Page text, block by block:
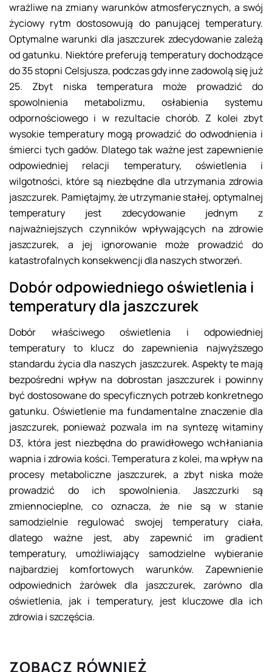
wrażliwe na zmiany warunków atmosferycznych, a swój
życiowy rytm dostosowują do panującej temperatury.
Optymalne warunki dla jaszczurek zdecydowanie zależą
od gatunku. Niektóre preferują temperatury dochodzące
do 35 stopni Celsjusza, podczas gdy inne zadowolą się już
25. Zbyt niska temperatura może prowadzić do
spowolnienia metabolizmu, osłabienia systemu
odpornościowego i w rezultacie chorób. Z kolei zbyt
wysokie temperatury mogą prowadzić do odwodnienia i
śmierci tych gadów. Dlatego tak ważne jest zapewnienie
odpowiedniej relacji temperatury, oświetlenia i
wilgotności, które są niezbędne dla utrzymania zdrowia
jaszczurek. Pamiętajmy, że utrzymanie stałej, optymalnej
temperatury jest zdecydowanie jednym z
najważniejszych czynników wpływających na zdrowie
jaszczurek, a jej ignorowanie może prowadzić do
katastrofalnych konsekwencji dla naszych stworzeń.
Dobór odpowiedniego oświetlenia i
temperatury dla jaszczurek
Dobór właściwego oświetlenia i odpowiedniej
temperatury to klucz do zapewnienia najwyższego
standardu życia dla naszych jaszczurek. Aspekty te mają
bezpośredni wpływ na dobrostan jaszczurek i powinny
być dostosowane do specyficznych potrzeb konkretnego
gatunku. Oświetlenie ma fundamentalne znaczenie dla
jaszczurek, ponieważ pozwala im na syntezę witaminy
D3, która jest niezbędna do prawidłowego wchłaniania
wapnia i zdrowia kości. Temperatura z kolei, ma wpływ na
procesy metaboliczne jaszczurek, a zbyt niska może
prowadzić do ich spowolnienia. Jaszczurki są
zmiennocieplne, co oznacza, że nie są w stanie
samodzielnie regulować swojej temperatury ciała,
dlatego ważne jest, aby zapewnić im gradient
temperatury, umożliwiający samodzielne wybieranie
najbardziej komfortowych warunków. Zapewnienie
odpowiednich żarówek dla jaszczurek, zarówno dla
oświetlenia, jak i temperatury, jest kluczowe dla ich
zdrowia i szczęścia.
ZOBACZ RÓWNIEŻ